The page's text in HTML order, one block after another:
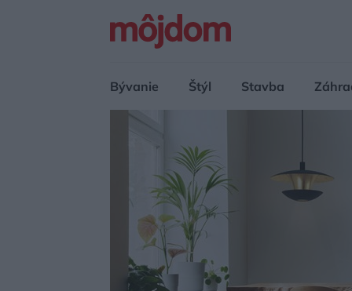
Bývanie Štýl Stavba